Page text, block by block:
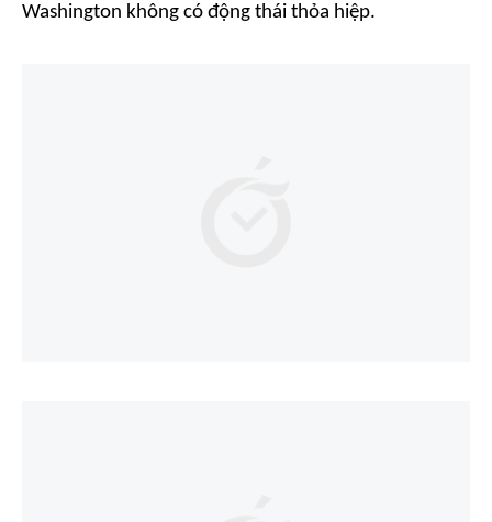
Washington không có động thái thỏa hiệp.